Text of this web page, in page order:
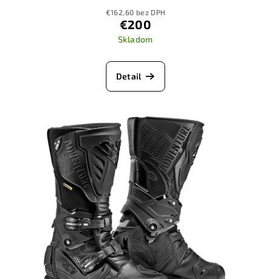
€162,60 bez DPH
€200
Skladom
Detail